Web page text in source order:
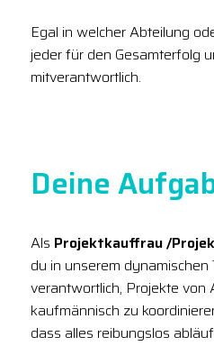
Egal in welcher Abteilung
jeder für den Gesamterfolg
mitverantwortlich.
Deine
Als Projektkauffrau /
du in unserem
verantwortlich, Projekte von
kaufmännisch zu
dass alles reibungslos